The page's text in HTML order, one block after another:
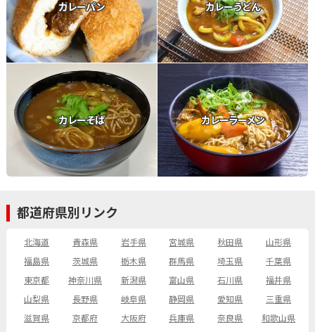
カレーパン カレーうどん
カレーそば カレーラーメン
都道府県別リンク
北海道 青森県 岩手県 宮城県 秋田県
山形県
福島県
茨城県 栃木県 群馬県 埼玉県
千葉県
東京都
神奈川県 新潟県 富山県 石川県
福井県
山梨県
長野県 岐阜県 静岡県 愛知県
三重県
滋賀県
京都府 大阪府 兵庫県 奈良県
和歌山県